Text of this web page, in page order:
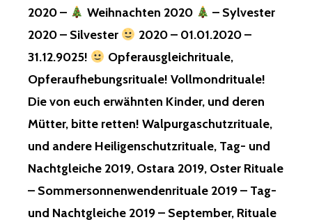
2020 –
Weihnachten 2020
– Sylvester
2020 – Silvester
2020 – 01.01.2020 –
31.12.9025!
Opferausgleichrituale,
Opferaufhebungsrituale! Vollmondrituale!
Die von euch erwähnten Kinder, und deren
Mütter, bitte retten! Walpurgaschutzrituale,
und andere Heiligenschutzrituale, Tag- und
Nachtgleiche 2019, Ostara 2019, Oster Rituale
– Sommersonnenwendenrituale 2019 – Tag-
und Nachtgleiche 2019 – September, Rituale